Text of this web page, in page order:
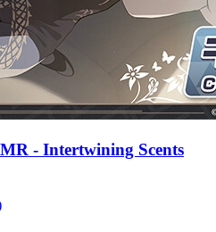
- Intertwining Scents